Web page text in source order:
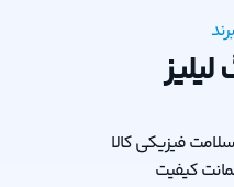
فیزیکی کالا
کیفیت